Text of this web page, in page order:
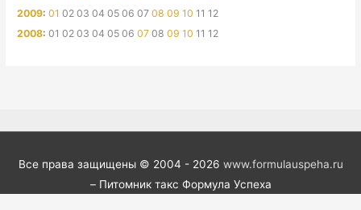
2009:01 02 03 04 05 06 07 08 09 10 11 12
2008:01 02 03 04 05 06 07 08 09 10 11 12
Все права защищены © 2004 - 2026 www.formulauspeha.ru
– Питомник такс Формула Успеха